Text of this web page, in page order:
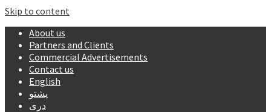
Skip to content
About us
Partners and Clients
Commercial Advertisements
Contact us
English
پشتو
دری